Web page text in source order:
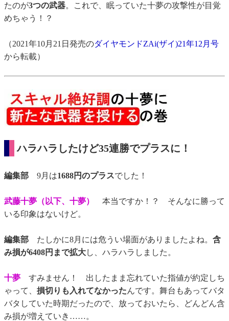
たのが3つの武器。これで、眠っていた十夢の攻撃性が目覚
めちゃう！？
（2021年10月21日発売のダイヤモンドZAi(ザイ)21年12月号
から転載）
ハラハラしたけど35連勝でプラスに！
編集部 9月は1688円のプラスでした！
武藤十夢（以下、十夢）
本当ですか！？ そんなに勝って
いる印象はないけど。
編集部 たしかに8月には危うい場面がありましたよね。 含
み損が6408円まで拡大し、ハラハラしました。
十夢 すみません！ 出したまま忘れていた指値が約定しち
ゃって、 損切りも入れてなかったんです。舞台もあってバタ
バタしていた時期だったので、放っておいたら、どんどん含
み損が増えていき……。